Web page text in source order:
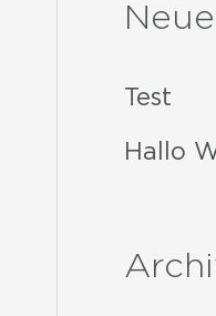
e
n
c
Test
Hallo